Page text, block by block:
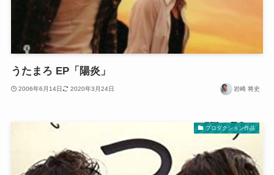
うたまろ EP「陽炎」
2006年6月14日 2020年3月24日 岩崎 将史
プロダクション作品